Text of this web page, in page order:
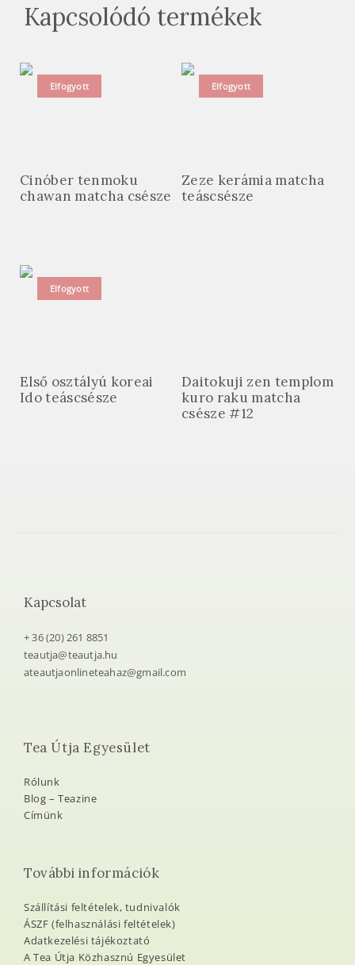
Kapcsolódó termékek
Elfogyott
Cinóber tenmoku
chawan matcha csésze
Elfogyott
Zeze kerámia matcha
teáscsésze
Elfogyott
Első osztályú koreai
Ido teáscsésze
Daitokuji zen templom
kuro raku matcha
csésze #12
Kapcsolat
+ 36 (20) 261 8851
teautja@teautja.hu
ateautjaonlineteahaz@gmail.com
Tea Útja Egyesület
Rólunk
Blog – Teazine
Címünk
További információk
Szállítási feltételek, tudnivalók
ÁSZF (felhasználási feltételek)
Adatkezelési tájékoztató
A Tea Útja Közhasznú Egyesület